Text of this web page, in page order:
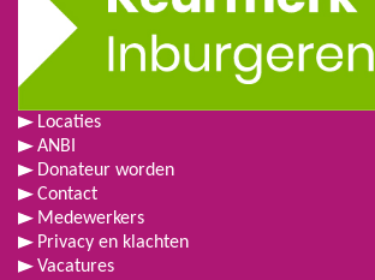
Locaties
ANBI
Donateur worden
Contact
Medewerkers
Privacy en klachten
Vacatures